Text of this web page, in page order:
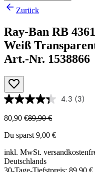
Zurück
Ray-Ban RB 4361
Weiß
Art.-Nr. 1538866
4.3 (3)
80,90 €89,90 €
Du sparst 9,00 €
inkl. MwSt.
Deutschlands
30-Tage-Tiefstpreis: 89,90 €